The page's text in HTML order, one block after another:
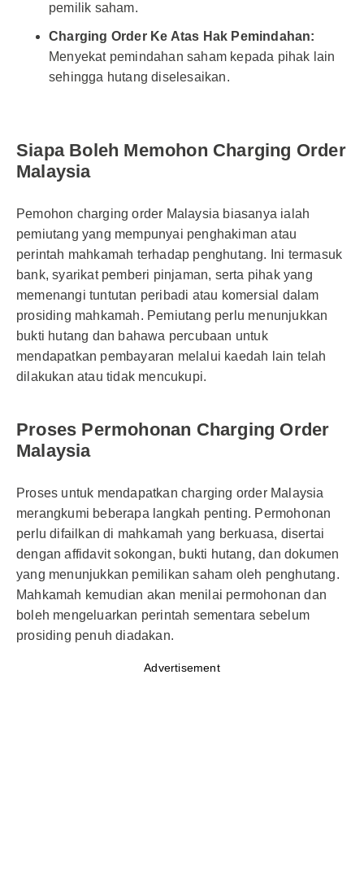
pemilik saham.
Charging Order Ke Atas Hak Pemindahan:
Menyekat pemindahan saham kepada pihak lain
sehingga hutang diselesaikan.
Siapa Boleh Memohon Charging Order
Malaysia
Pemohon charging order Malaysia biasanya ialah
pemiutang yang mempunyai penghakiman atau
perintah mahkamah terhadap penghutang. Ini termasuk
bank, syarikat pemberi pinjaman, serta pihak yang
memenangi tuntutan peribadi atau komersial dalam
prosiding mahkamah. Pemiutang perlu menunjukkan
bukti hutang dan bahawa percubaan untuk
mendapatkan pembayaran melalui kaedah lain telah
dilakukan atau tidak mencukupi.
Proses Permohonan Charging Order
Malaysia
Proses untuk mendapatkan charging order Malaysia
merangkumi beberapa langkah penting. Permohonan
perlu difailkan di mahkamah yang berkuasa, disertai
dengan affidavit sokongan, bukti hutang, dan dokumen
yang menunjukkan pemilikan saham oleh penghutang.
Mahkamah kemudian akan menilai permohonan dan
boleh mengeluarkan perintah sementara sebelum
prosiding penuh diadakan.
Advertisement